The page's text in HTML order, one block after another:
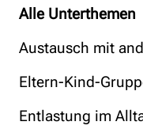
Alle Unterthemen
Austausch mit
Eltern-Kind-
Entlastung im